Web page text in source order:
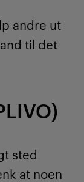
andre ut
til det
sted
at noen